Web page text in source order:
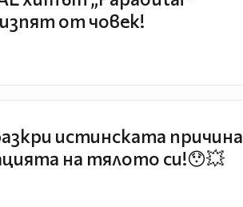
от човек!
истинската причина
на тялото си!😯💥